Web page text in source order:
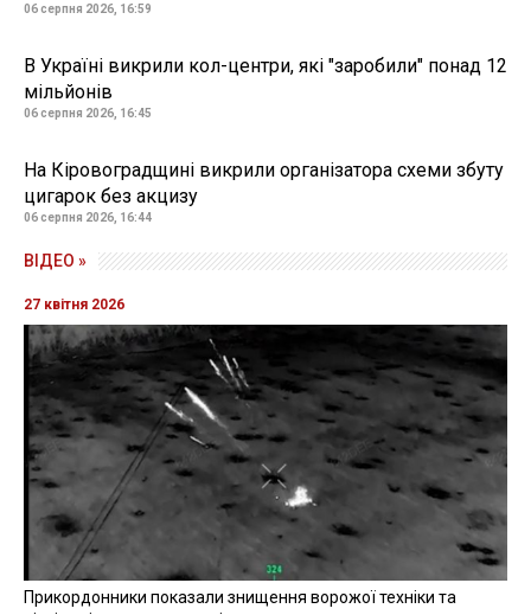
06 серпня 2026, 16:59
В Україні викрили кол-центри, які "заробили" понад 12
мільйонів
06 серпня 2026, 16:45
На Кіровоградщині викрили організатора схеми збуту
цигарок без акцизу
06 серпня 2026, 16:44
ВІДЕО »
27 квітня 2026
Прикордонники показали знищення ворожої техніки та